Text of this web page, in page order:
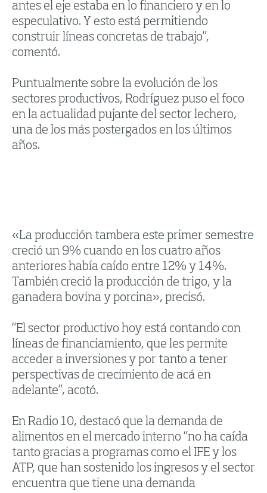
antes el eje estaba en lo financiero y en lo
especulativo. Y esto está permitiendo
construir líneas concretas de trabajo”,
comentó.
Puntualmente sobre la evolución de los
sectores productivos, Rodríguez puso el foco
en la actualidad pujante del sector lechero,
una de los más postergados en los últimos
años.
«La producción tambera este primer semestre
creció un 9% cuando en los cuatro años
anteriores había caído entre 12% y 14%.
También creció la producción de trigo, y la
ganadera bovina y porcina», precisó.
“El sector productivo hoy está contando con
líneas de financiamiento, que les permite
acceder a inversiones y por tanto a tener
perspectivas de crecimiento de acá en
adelante”, acotó.
En Radio 10, destacó que la demanda de
alimentos en el mercado interno “no ha caída
tanto gracias a programas como el IFE y los
ATP, que han sostenido los ingresos y el sector
encuentra que tiene una demanda